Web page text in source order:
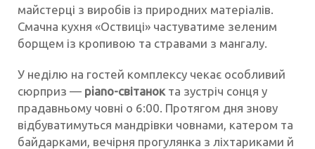
майстерці з виробів із природних матеріалів.
Смачна кухня «Оствиці» частуватиме зеленим
борщем із кропивою та стравами з мангалу.
У неділю на гостей комплексу чекає особливий
сюрприз — piano-світанок та зустріч сонця у
прадавньому човні о 6:00. Протягом дня знову
відбуватимуться мандрівки човнами, катером та
байдарками, вечірня прогулянка з ліхтариками й